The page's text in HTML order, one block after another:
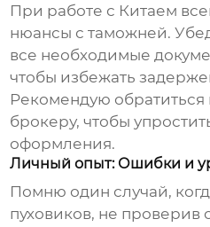
При работе с Китаем
нюансы с таможней.
все необходимые
чтобы избежать
Рекомендую
брокеру, чтобы
оформления.
Личный опыт: Ошибки и
Помню один случай,
пуховиков, не проверив